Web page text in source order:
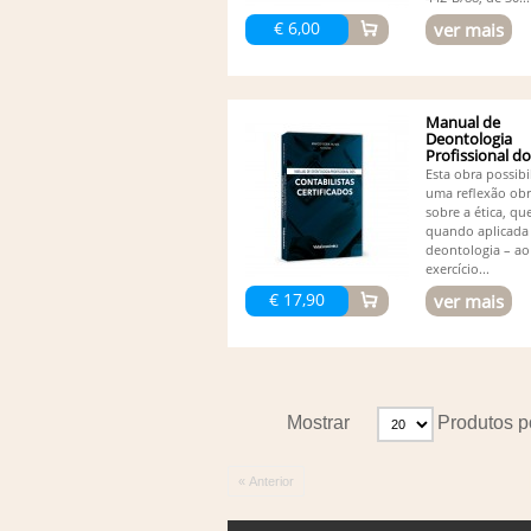
€ 6,00 ver mais
€ 17,90
Manual de
Deontologia
Profissional
Contabilistas...
Esta obra
uma reflexão
sobre a ética,
quando aplicada
deontologia – ao
exercício...
ver mais
Mostrar Produtos
« Anterior